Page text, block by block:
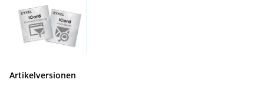
Artikelversionen